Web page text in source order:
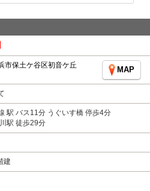
市保土ケ谷区初音ケ丘
MAP
駅 バス11分 うぐいす橋 停歩4分
駅 徒歩29分
建